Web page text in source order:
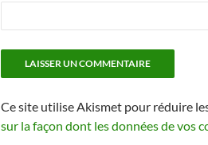
Ce site utilise Akismet pour réduire
sur la façon dont les données de vos